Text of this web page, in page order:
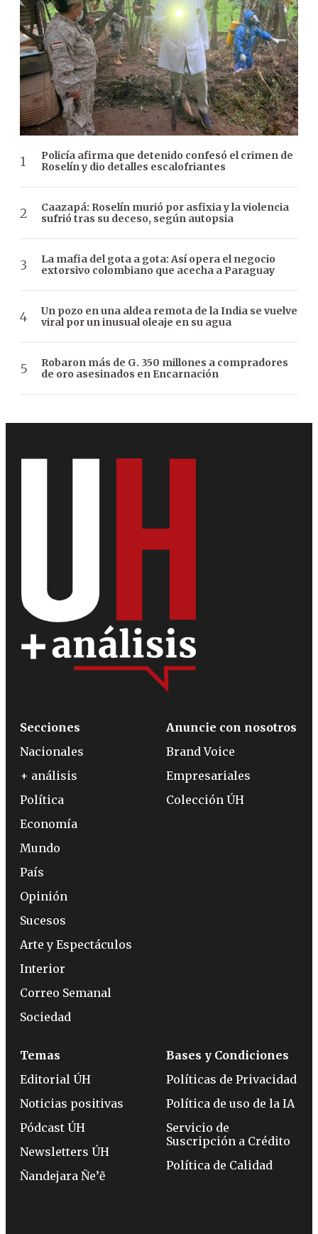
Policía afirma que detenido confesó el crimen de
Roselín y dio detalles escalofriantes
Caazapá: Roselín murió por asfixia y la violencia
sufrió tras su deceso, según autopsia
La mafia del gota a gota: Así opera el negocio
extorsivo colombiano que acecha a Paraguay
Un pozo en una aldea remota de la India se vuelve
viral por un inusual oleaje en su agua
Robaron más de G. 350 millones a compradores
de oro asesinados en Encarnación
Secciones
Nacionales
+ análisis
Política
Economía
Mundo
País
Opinión
Sucesos
Arte y Espectáculos
Interior
Correo Semanal
Sociedad
Anuncie con nosotros
Brand Voice
Empresariales
Colección ÚH
Temas
Editorial ÚH
Noticias positivas
Pódcast ÚH
Newsletters ÚH
Ñandejara Ñe’ẽ
Bases y Condiciones
Políticas de Privacidad
Política de uso de la IA
Servicio de
Suscripción a Crédito
Política de Calidad